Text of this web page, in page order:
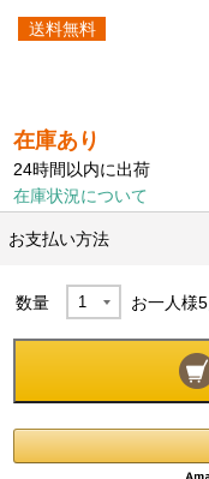
送料無料
在庫あり
24時間以内に出荷
在庫状況について
お支払い方法
数量 お一人様5